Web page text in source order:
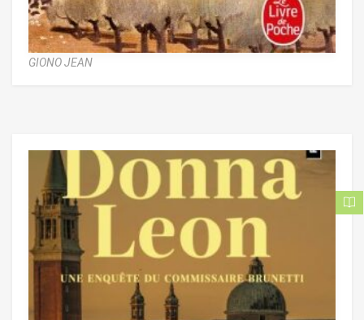
GIONO JEAN